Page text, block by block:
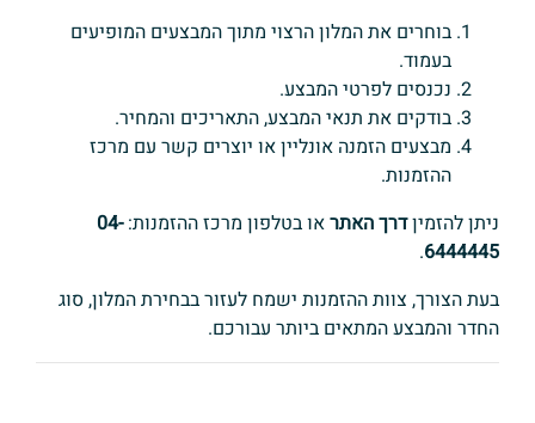
בוחרים את המלון הרצוי מתוך המבצעים המופיעים
בעמוד.
נכנסים לפרטי המבצע.
בודקים את תנאי המבצע, התאריכים והמחיר.
מבצעים הזמנה אונליין או יוצרים קשר עם מרכז
ההזמנות.
ניתן להזמיןדרך האתראו בטלפון מרכז ההזמנות:04-
6444445
.
בעת הצורך, צוות ההזמנות ישמח לעזור בבחירת המלון, סוג
החדר והמבצע המתאים ביותר עבורכם.